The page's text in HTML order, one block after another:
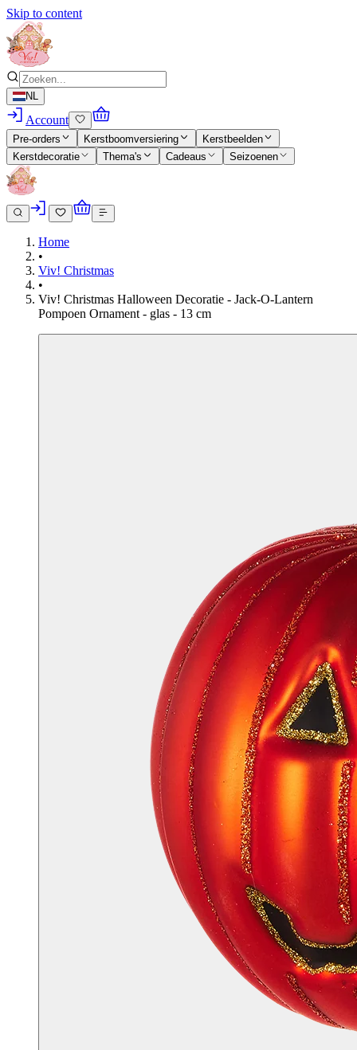
Skip to content
NL
Account
Pre-orders Kerstboomversiering
Kerstbeelden
Kerstdecoratie
Thema's Cadeaus Seizoenen
Home
•
Viv! Christmas
•
Viv! Christmas Halloween Decoratie - Jack-O-Lantern
Pompoen Ornament - glas - 13 cm